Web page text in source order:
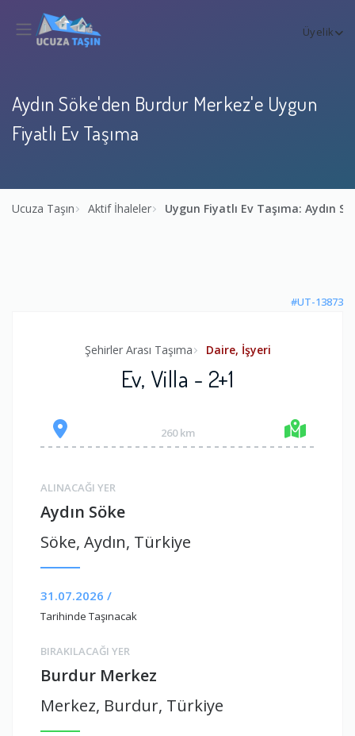
Üyelik
Aydın Söke'den Burdur Merkez'e Uygun
Fiyatlı Ev Taşıma
Ucuza Taşın Aktif İhaleler Uygun Fiyatlı Ev Taşıma: Aydın
#UT-13873
Şehirler Arası Taşıma Daire, İşyeri
Ev, Villa - 2+1
260 km
ALINACAĞI YER
Aydın Söke
Söke, Aydın, Türkiye
31.07.2026 /
Tarihinde Taşınacak
BIRAKILACAĞI YER
Burdur Merkez
Merkez, Burdur, Türkiye